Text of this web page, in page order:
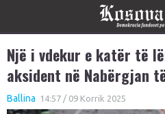
Një i vdekur e katër të
aksident në Nabërgjan
Ballina 14:57 / 09 Korrik 2025